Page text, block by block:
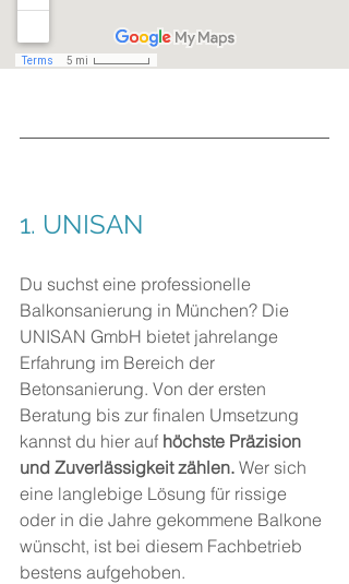
1. UNISAN
Du suchst eine professionelle
Balkonsanierung in München? Die
UNISAN GmbH bietet jahrelange
Erfahrung im Bereich der
Betonsanierung. Von der ersten
Beratung bis zur finalen Umsetzung
kannst du hier auf höchste Präzision
und Zuverlässigkeit zählen. Wer sich
eine langlebige Lösung für rissige
oder in die Jahre gekommene Balkone
wünscht, ist bei diesem Fachbetrieb
bestens aufgehoben.